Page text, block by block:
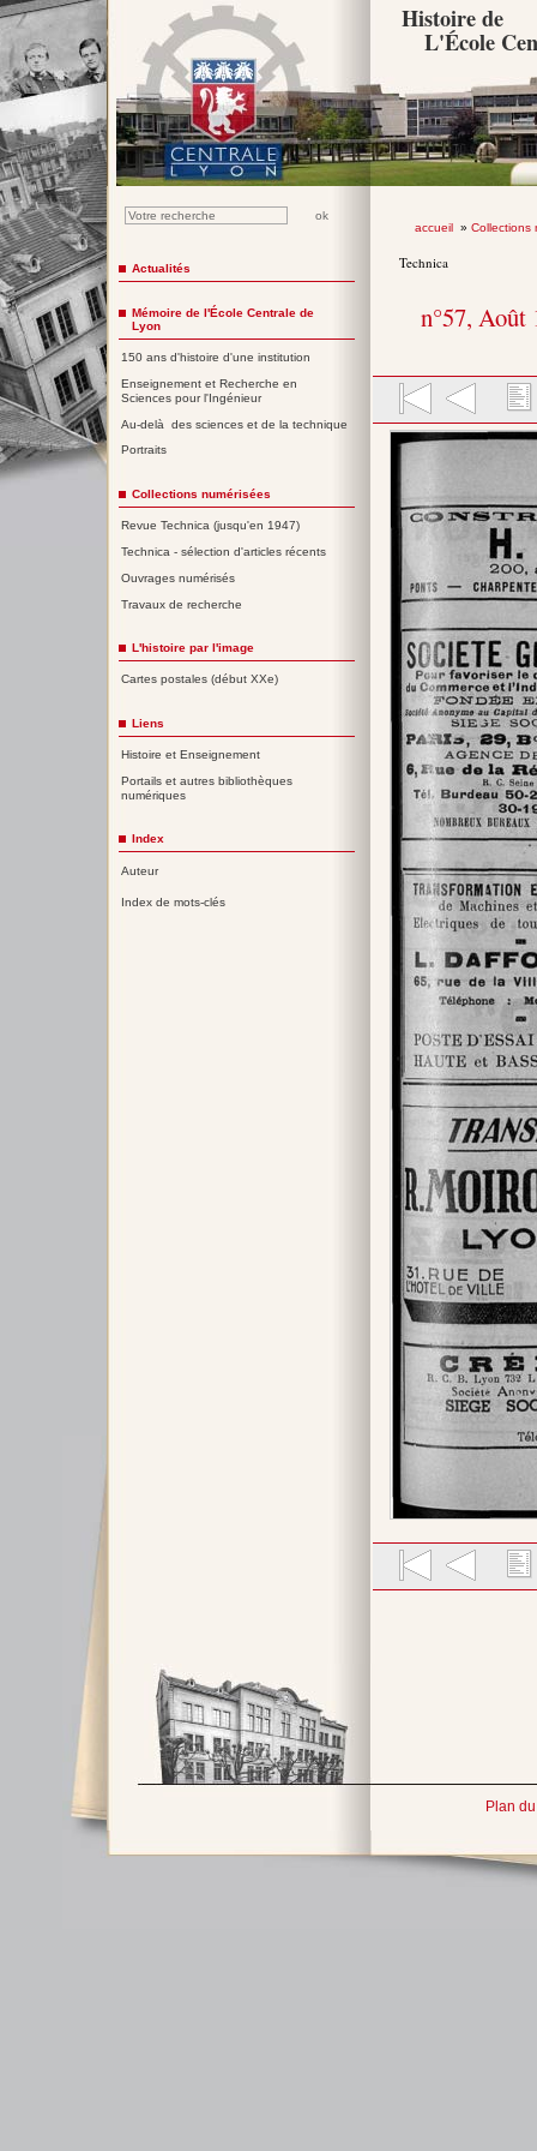
Histoire de
L'École
accueil» Collections
Technica
n°57, Août
Actualités
Mémoire de l'École Centrale de
Lyon
150 ans d'histoire d'une institution
Enseignement et Recherche en
Sciences pour l'Ingénieur
Au-delà des sciences et de la technique
Portraits
Collections numérisées
Revue Technica (jusqu'en 1947)
Technica - sélection d'articles récents
Ouvrages numérisés
Travaux de recherche
L'histoire par l'image
Cartes postales (début XXe)
Liens
Histoire et Enseignement
Portails et autres bibliothèques
numériques
Index
Auteur
Index de mots-clés
Plan